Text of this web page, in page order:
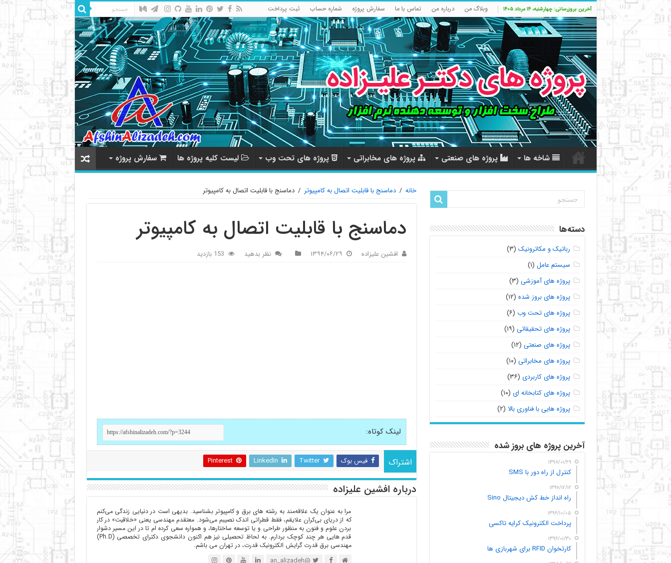
آخرین بروزرسانی: چهارشنبه، ۱۴ مرداد ۱۴۰۵ وبلاگ من درباره من تماس با ما سفارش پروژه شماره حساب ثبت پرداخت
شاخه ها پروژه های صنعتی پروژه های مخابراتی پروژه های تحت وب لیست کلیه پروژه ها سفارش پروژه
خانه / دماسنج با قابلیت اتصال به کامپیوتر / دماسنج با قابلیت اتصال به کامپیوتر
دماسنج با قابلیت اتصال به کامپیوتر
افشین علیزاده ۱۳۹۴/۰۶/۲۹ نظر بدهید 153 بازدید
لینک کوتاه:
اشتراک فیس بوک Twitter
LinkedIn
Pinterest
درباره افشین علیزاده
مرا به عنوان یک علاقه‌مند به رشته های برق و کامپیوتر بشناسید‌. بدیهی است در دنیایی زندگی می‌کنم
که از دریای بی‌کران علایقم‌، فقط قطراتی اندک نصیبم می‌شود. معتقدم مهندسی یعنی «خلاقیت»‌ در کار
بردن علوم و فنون به منظور طراحی و یا توسعه ساختارها، و همواره سعی کرده ام تا در این مسیر دشوار
قدم هایی هر چند کوچک بردارم. به لحاظ تحصیلی نیز هم اکنون دانشجوی دکترای تخصصی (Ph.D)
مهندسی برق قدرت گرایش الکترونیک قدرت، در تهران می باشم.
@an_alizadeh
دسته‌ها
رباتیک و مکاترونیک (۳)
سیستم عامل (۱)
پروژه های آموزشی (۳)
پروژه های بروز شده (۱۲)
پروژه های تحت وب (۶)
پروژه های تحقیقاتی (۱۹)
پروژه های صنعتی (۱۲)
پروژه های مخابراتی (۱۰)
پروژه های کاربردی (۳۶)
پروژه های کتابخانه ای (۱۰)
پروژه هایی با فناوری بالا (۲)
آخرین پروژه های بروز شده
۱۳۹۸/۰۱/۲۹
کنترل از راه دور با SMS
۱۳۹۷/۱۲/۱۲
راه انداز خط کش دیجیتال Sino
۱۳۹۶/۱۰/۰۵
پرداخت الکترونیک کرایه تاکسی
۱۳۹۶/۰۱/۳۰
کارتخوان RFID برای شهربازی ها